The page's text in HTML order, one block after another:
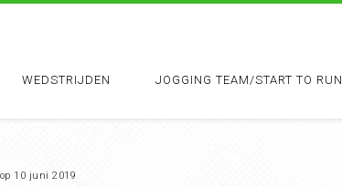
WEDSTRIJDEN JOGGING TEAM/START TO RUN
10 juni 2019